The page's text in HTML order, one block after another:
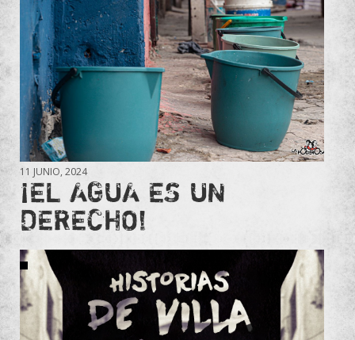
11 JUNIO, 2024
¡EL AGUA ES UN
DERECHO!